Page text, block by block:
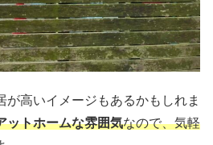
が高いイメージもあるかもしれま
ットホームな雰囲気なので、気軽